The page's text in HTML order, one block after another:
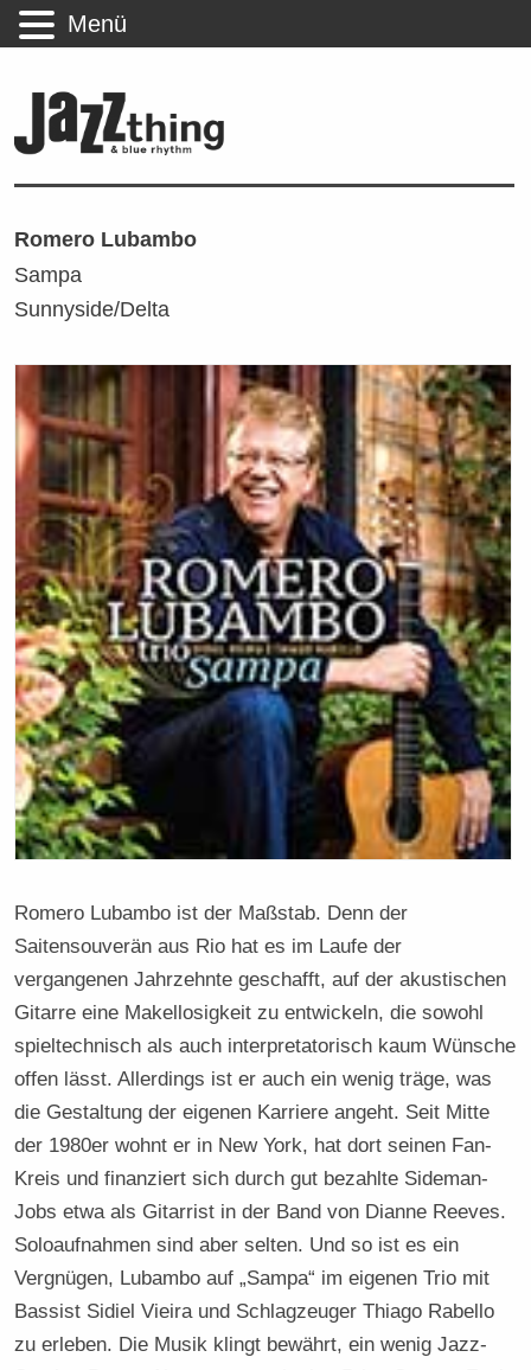
Romero Lubambo
Sampa
Sunnyside/Delta
Romero Lubambo ist der Maßstab. Denn der
Saitensouverän aus Rio hat es im Laufe der
vergangenen Jahrzehnte geschafft, auf der akustischen
Gitarre eine Makellosigkeit zu entwickeln, die sowohl
spieltechnisch als auch interpretatorisch kaum Wünsche
offen lässt. Allerdings ist er auch ein wenig träge, was
die Gestaltung der eigenen Karriere angeht. Seit Mitte
der 1980er wohnt er in New York, hat dort seinen Fan-
Kreis und finanziert sich durch gut bezahlte Sideman-
Jobs etwa als Gitarrist in der Band von Dianne Reeves.
Soloaufnahmen sind aber selten. Und so ist es ein
Vergnügen, Lubambo auf „Sampa“ im eigenen Trio mit
Bassist Sidiel Vieira und Schlagzeuger Thiago Rabello
zu erleben. Die Musik klingt bewährt, ein wenig Jazz-
Menü